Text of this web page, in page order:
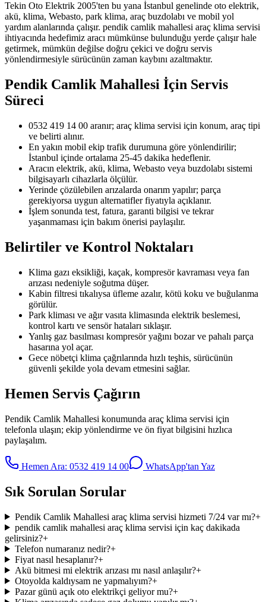
Tekin Oto Elektrik 2005'ten bu yana İstanbul genelinde oto elektrik,
akü, klima, Webasto, park klima, araç buzdolabı ve mobil yol
yardım alanlarında çalışır. pendik camlik mahallesi araç klima servisi
ihtiyacında hedefimiz aracı mümkünse bulunduğu yerde çalışır hale
getirmek, mümkün değilse doğru çekici ve doğru servis
yönlendirmesiyle sürücünün zaman kaybını azaltmaktır.
Pendik Camlik Mahallesi İçin Servis
Süreci
0532 419 14 00 aranır; araç klima servisi için konum, araç tipi
ve belirti alınır.
En yakın mobil ekip trafik durumuna göre yönlendirilir;
İstanbul içinde ortalama 25-45 dakika hedeflenir.
Aracın elektrik, akü, klima, Webasto veya buzdolabı sistemi
bilgisayarlı cihazlarla ölçülür.
Yerinde çözülebilen arızalarda onarım yapılır; parça
gerekiyorsa uygun alternatifler fiyatıyla açıklanır.
İşlem sonunda test, fatura, garanti bilgisi ve tekrar
yaşanmaması için bakım önerisi paylaşılır.
Belirtiler ve Kontrol Noktaları
Klima gazı eksikliği, kaçak, kompresör kavraması veya fan
arızası nedeniyle soğutma düşer.
Kabin filtresi tıkalıysa üfleme azalır, kötü koku ve buğulanma
görülür.
Park kliması ve ağır vasıta klimasında elektrik beslemesi,
kontrol kartı ve sensör hataları sıklaşır.
Yanlış gaz basılması kompresör yağını bozar ve pahalı parça
hasarına yol açar.
Gece nöbetçi klima çağrılarında hızlı teşhis, sürücünün
güvenli şekilde yola devam etmesini sağlar.
Hemen Servis Çağırın
Pendik Camlik Mahallesi konumunda araç klima servisi için
telefonla ulaşın; ekip yönlendirme ve ön fiyat bilgisini hızlıca
paylaşalım.
Hemen Ara: 0532 419 14 00 WhatsApp'tan Yaz
Sık Sorulan Sorular
Pendik Camlik Mahallesi araç klima servisi hizmeti 7/24 var mı?+
pendik camlik mahallesi araç klima servisi için kaç dakikada
gelirsiniz?+
Telefon numaranız nedir?+
Fiyat nasıl hesaplanır?+
Akü bitmesi mi elektrik arızası mı nasıl anlaşılır?+
Otoyolda kaldıysam ne yapmalıyım?+
Pazar günü açık oto elektrikçi geliyor mu?+